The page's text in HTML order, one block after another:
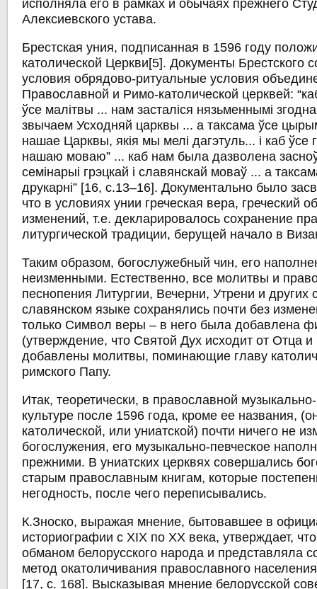
исполняла его в рамках и обычаях прежнего
Алексиевского устава.
Брестская уния, подписанная в 1596 году
католической Церкви[5]. Документы Брестского
условия обрядово-ритуальные условия
Православной и Римо-католической церквей:
ўсе малітвы ... нам засталіся нязьменнымі
звычаем Усходняй царквы ... а таксама ўсе
нашае Царквы, якія мы мелі дагэтуль... і каб ўсе
нашаю моваю” ... каб нам была дазволена
семінарыі грэцкай і славянскай моваў ... а
друкарні” [16, c.13–16]. Документально было
что в условиях унии греческая вера, греческий
изменений, т.е. декларировалось сохранение
литургической традиции, берущей начало в
Таким образом, богослужебный чин, его
неизменными. Естественно, все молитвы и
песнопения Литургии, Вечерни, Утрени и других
славянском языке сохранялись почти без
только Символ веры – в него была добавлена
(утверждение, что Святой Дух исходит от Отца
добавлены молитвы, поминающие главу
римского Папу.
Итак, теоретически, в православной
культуре после 1596 года, кроме ее названия,
католической, или униатской) почти ничего не
богослужения, его музыкально-певческое
прежними. В униатских церквях совершались
старым православным книгам, которые
негодность, после чего переписывались.
К.Зноско, выражая мнение, бытовавшее в
историографии с XIX по ХХ века, утверждает,
обманом белорусского народа и представляла
метод окатоличивания православного
[17, с. 168]. Высказывая мнение белорусской